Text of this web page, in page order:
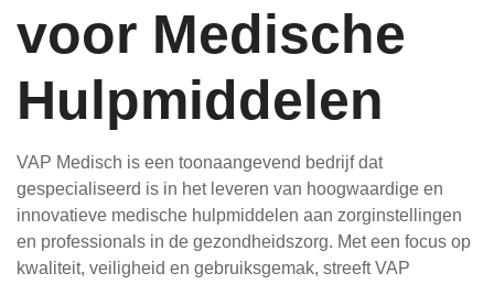
voor Medische
Hulpmiddelen
VAP Medisch is een toonaangevend bedrijf dat
gespecialiseerd is in het leveren van hoogwaardige en
innovatieve medische hulpmiddelen aan zorginstellingen
en professionals in de gezondheidszorg. Met een focus op
kwaliteit, veiligheid en gebruiksgemak, streeft VAP